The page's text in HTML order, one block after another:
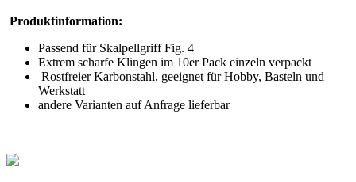
Produktinformation:
Passend für Skalpellgriff Fig. 4
Extrem scharfe Klingen im 10er Pack einzeln verpackt
Rostfreier Karbonstahl, geeignet für Hobby, Basteln und
Werkstatt
andere Varianten auf Anfrage lieferbar